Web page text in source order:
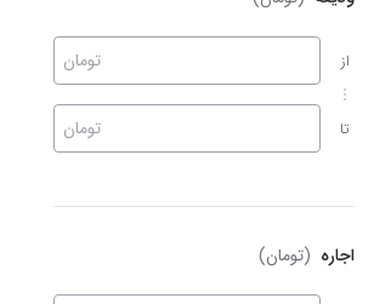
از
تا
تومان
تومان
اجاره (تومان)